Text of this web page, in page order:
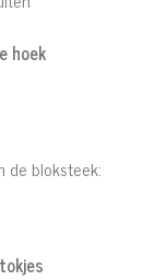
hoek
de bloksteek: